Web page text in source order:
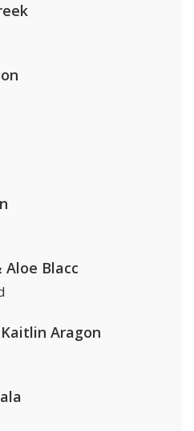
Blacc
Kaitlin Aragon